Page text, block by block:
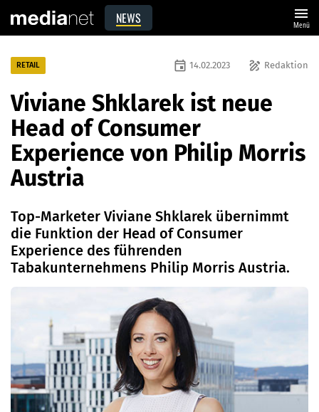
NEWS menu
Menü
RETAIL draw Redaktion
event 14.02.2023
Viviane Shklarek ist neue
Head of Consumer
Experience von Philip Morris
Austria
Top-Marketer Viviane Shklarek übernimmt
die Funktion der Head of Consumer
Experience des führenden
Tabakunternehmens Philip Morris Austria.